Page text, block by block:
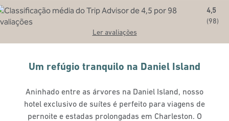
4,5
(98)
Ler avaliações
Um refúgio tranquilo na Daniel Island
Aninhado entre as árvores na Daniel Island, nosso
hotel exclusivo de suítes é perfeito para viagens de
pernoite e estadas prolongadas em Charleston. O